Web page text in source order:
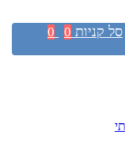
סל קניות 0
0